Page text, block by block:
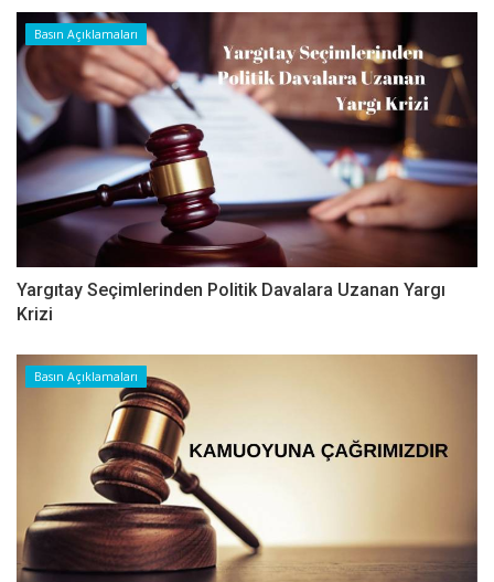
Basın Açıklamaları
Yargıtay Seçimlerinden Politik Davalara Uzanan Yargı
Krizi
Basın Açıklamaları